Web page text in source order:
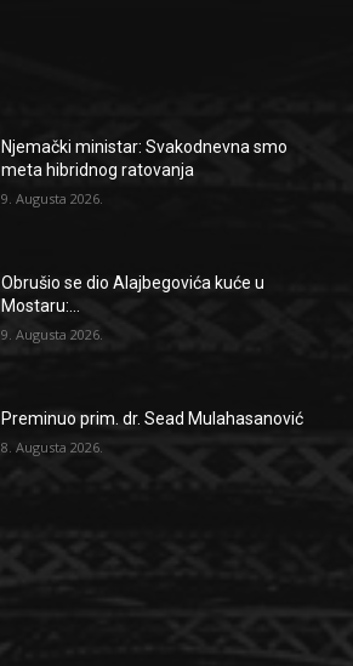
Njemački ministar: Svakodnevna smo
meta hibridnog ratovanja
9. Augusta 2026.
Obrušio se dio Alajbegovića kuće u
Mostaru:...
9. Augusta 2026.
Preminuo prim. dr. Sead Mulahasanović
8. Augusta 2026.